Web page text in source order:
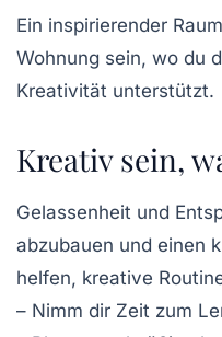
Ein inspirierender
Wohnung sein, wo du
Kreativität unterstützt.
Kreativ sein,
Gelassenheit und
abzubauen und einen
helfen, kreative
– Nimm dir Zeit zum